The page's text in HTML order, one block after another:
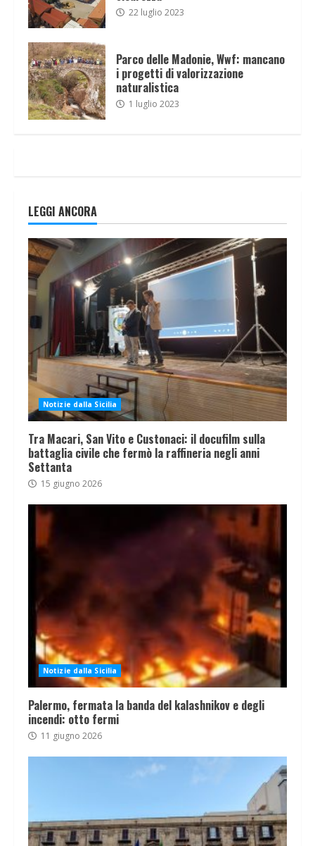
22 luglio 2023
Parco delle Madonie, Wwf: mancano
i progetti di valorizzazione
naturalistica
1 luglio 2023
LEGGI ANCORA
Notizie dalla Sicilia
Tra Macari, San Vito e Custonaci: il docufilm sulla
battaglia civile che fermò la raffineria negli anni
Settanta
15 giugno 2026
Notizie dalla Sicilia
Palermo, fermata la banda del kalashnikov e degli
incendi: otto fermi
11 giugno 2026